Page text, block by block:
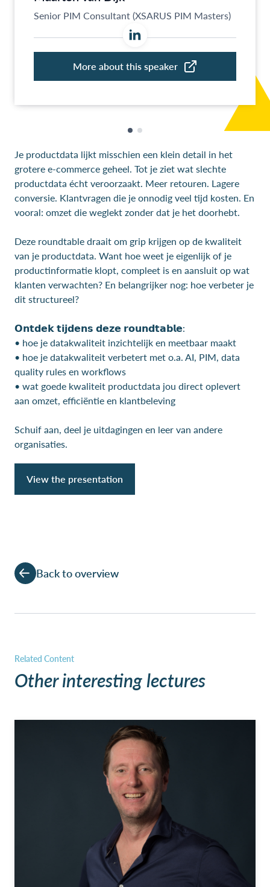
Je productdata lijkt misschien een klein detail in het
grotere e-commerce geheel. Tot je ziet wat slechte
productdata écht veroorzaakt. Meer retouren. Lagere
conversie. Klantvragen die je onnodig veel tijd kosten. En
vooral: omzet die weglekt zonder dat je het doorhebt.
Deze roundtable draait om grip krijgen op de kwaliteit
van je productdata. Want hoe weet je eigenlijk of je
productinformatie klopt, compleet is en aansluit op wat
klanten verwachten? En belangrijker nog: hoe verbeter je
dit structureel?
𝗢𝗻𝘁𝗱𝗲𝗸 𝘁𝗶𝗷𝗱𝗲𝗻𝘀 𝗱𝗲𝘇𝗲 𝗿𝗼𝘂𝗻𝗱𝘁𝗮𝗯𝗹𝗲:
• hoe je datakwaliteit inzichtelijk en meetbaar maakt
• hoe je datakwaliteit verbetert met o.a. AI, PIM, data
quality rules en workflows
• wat goede kwaliteit productdata jou direct oplevert
aan omzet, efficiëntie en klantbeleving
Schuif aan, deel je uitdagingen en leer van andere
organisaties.
View the presentation
Back to overview
Other interesting lectures